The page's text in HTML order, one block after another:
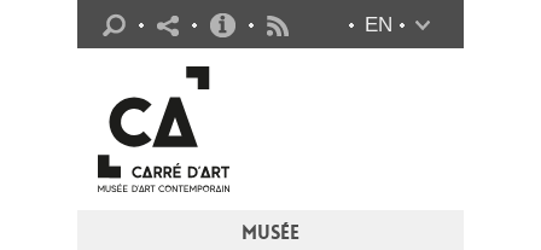
MUSÉE
EN
Infos pratiques